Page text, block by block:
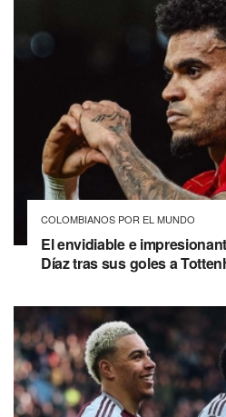
COLOMBIANOS POR EL MUNDO
El envidiable e
Díaz tras sus goles a